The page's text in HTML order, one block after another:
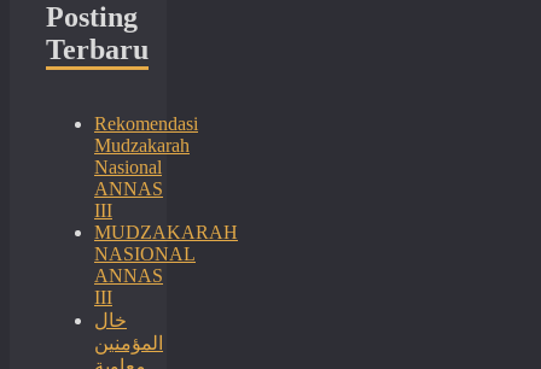
Posting
Terbaru
Rekomendasi
Mudzakarah
Nasional
ANNAS
III
MUDZAKARAH
NASIONAL
ANNAS
III
خال
المؤمنين